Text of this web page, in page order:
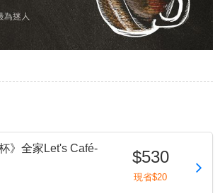
》全家Let's Café-
$530
現省$20